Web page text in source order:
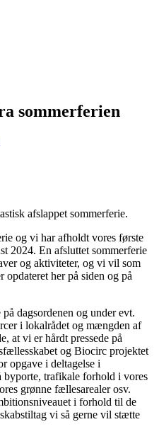
sommerferien
afslappet sommerferie.
og vi har afholdt vores første
2024. En afsluttet sommerferie
og aktiviteter, og vi vil som
her på siden og på
dagsordenen og under evt.
i lokalrådet og mængden af
at vi er hårdt pressede på
og Biocirc projektet
opgave i deltagelse i
trafikale forhold i vores
grønne fællesarealer osv.
i forhold til de
vi så gerne vil stætte